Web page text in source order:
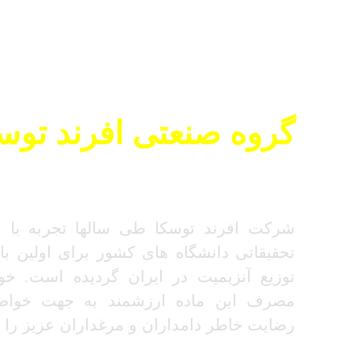
گروه صنعتی افرند
شرکت افرند توسکا طی سالها تجربه
تحقیقاتی دانشگاه های کشور برای اولین
توزیع آنزیمیت در ایران گردیده است.
مصرف این ماده ارزشمند به جهت
رضایت خاطر دامداران و مرغداران عزیز